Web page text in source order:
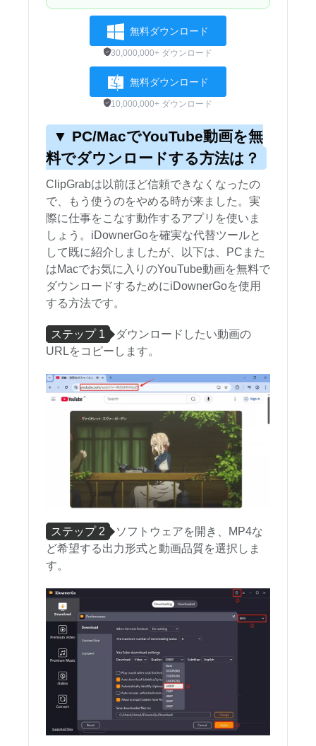
無料ダウンロード
30,000,000+ ダウンロード
無料ダウンロード
10,000,000+ ダウンロード
▼ PC/MacでYouTube動画を無
料でダウンロードする方法は？
ClipGrabは以前ほど信頼できなくなったの
で、もう使うのをやめる時が来ました。実
際に仕事をこなす動作するアプリを使いま
しょう。iDownerGoを確実な代替ツールと
して既に紹介しましたが、以下は、PCまた
はMacでお気に入りのYouTube動画を無料で
ダウンロードするためにiDownerGoを使用
する方法です。
ステップ 1
ダウンロードしたい動画の
URLをコピーします。
ステップ 2
ソフトウェアを開き、MP4な
ど希望する出力形式と動画品質を選択しま
す。